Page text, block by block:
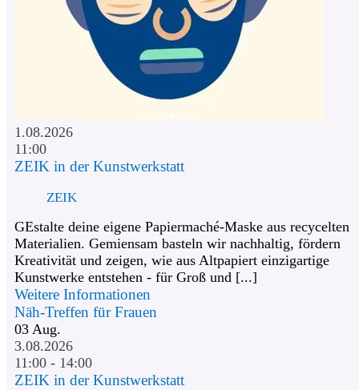
1.08.2026
11:00
ZEIK in der Kunstwerkstatt
ZEIK
GEstalte deine eigene Papiermaché-Maske aus recycelten
Materialien. Gemiensam basteln wir nachhaltig, fördern
Kreativität und zeigen, wie aus Altpapiert einzigartige
Kunstwerke entstehen - für Groß und [...]
Weitere Informationen
Näh-Treffen für Frauen
03 Aug.
3.08.2026
11:00 - 14:00
ZEIK in der Kunstwerkstatt